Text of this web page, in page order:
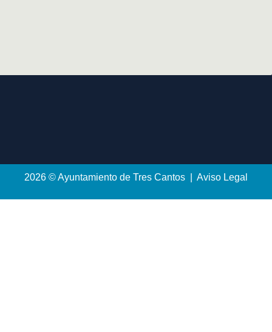
2026 © Ayuntamiento de Tres Cantos | Aviso Legal